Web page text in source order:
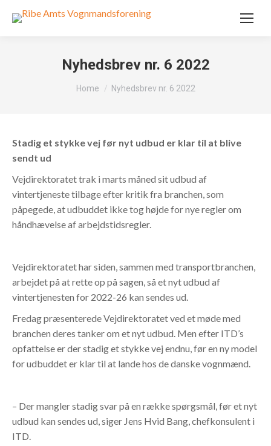
Nyhedsbrev nr. 6 2022
You are here:
Home Nyhedsbrev nr. 6 2022
Stadig et stykke vej før nyt udbud er klar til at blive
sendt ud
Vejdirektoratet trak i marts måned sit udbud af
vintertjeneste tilbage efter kritik fra branchen, som
påpegede, at udbuddet ikke tog højde for nye regler om
håndhævelse af arbejdstidsregler.
Vejdirektoratet har siden, sammen med transportbranchen,
arbejdet på at rette op på sagen, så et nyt udbud af
vintertjenesten for 2022-26 kan sendes ud.
Fredag præsenterede Vejdirektoratet ved et møde med
branchen deres tanker om et nyt udbud. Men efter ITD’s
opfattelse er der stadig et stykke vej endnu, før en ny model
for udbuddet er klar til at lande hos de danske vognmænd.
– Der mangler stadig svar på en række spørgsmål, før et nyt
udbud kan sendes ud, siger Jens Hvid Bang, chefkonsulent i
ITD.